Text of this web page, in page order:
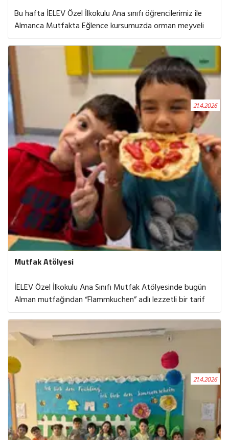
Bu hafta İELEV Özel İlkokulu Ana sınıfı öğrencilerimiz ile
Almanca Mutfakta Eğlence kursumuzda orman meyveli
Streuselkuchen hazırladık. Hem çok eğlendik hem de yeni
şeyler öğrendik. Öğrencilerimiz birlikte çalışarak tarif
adımlarını keyifle uyguladı ve ortaya çok lezzetli bir sonuç
çıktı.
21.4.2026
Mutfak Atölyesi
İELEV Özel İlkokulu Ana Sınıfı Mutfak Atölyesinde bugün
Alman mutfağından “Flammkuchen” adlı lezzetli bir tarif
denedik. İncecik hamuru ve üzerindeki nefis malzemelerle
hem yapımı keyifliydi hem de tadı harikaydı. Yeni Alman
yemekleri öğrenirken aynı zamanda çok eğlendik ve birlikte
güzel bir deneyim yaşadık. Farklı kültürlerin mutfağını
keşfetmek çok keyifliydi.
21.4.2026